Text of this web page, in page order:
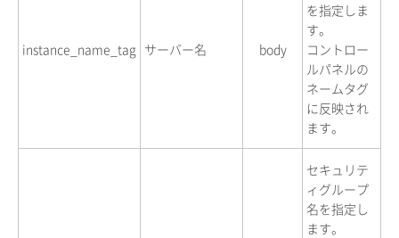
instance_name_tag サーバー名 body
を指定しま
す。
コントロー
ルパネルの
ネームタグ
に反映され
ます。
セキュリテ
ィグループ
名を指定し
ます。